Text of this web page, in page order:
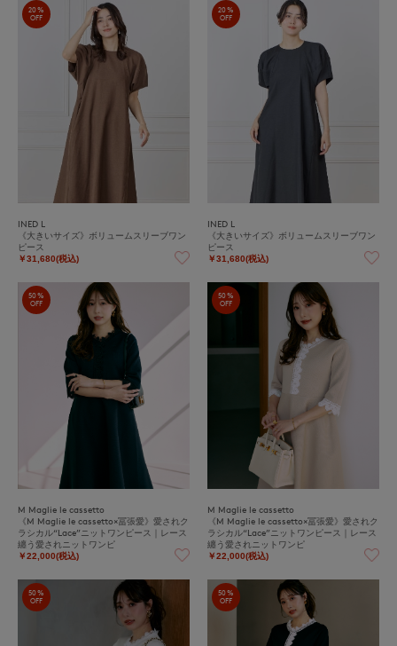
20%
OFF
INED L
《大きいサイズ》ボリュームスリーブワン
ピース
￥31,680(税込)
20%
OFF
INED L
《大きいサイズ》ボリュームスリーブワン
ピース
￥31,680(税込)
50%
OFF
M Maglie le cassetto
《M Maglie le cassetto×冨張愛》愛されク
ラシカル“Lace”ニットワンピース｜レース
纏う愛されニットワンピ
￥22,000(税込)
50%
OFF
M Maglie le cassetto
《M Maglie le cassetto×冨張愛》愛されク
ラシカル“Lace”ニットワンピース｜レース
纏う愛されニットワンピ
￥22,000(税込)
50%
OFF
50%
OFF